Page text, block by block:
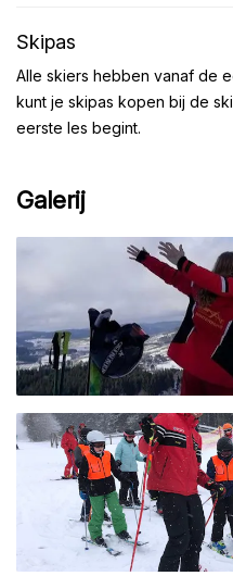
Skipas
Alle skiers hebben vanaf de
kunt je skipas kopen bij de
eerste les begint.
Galerij